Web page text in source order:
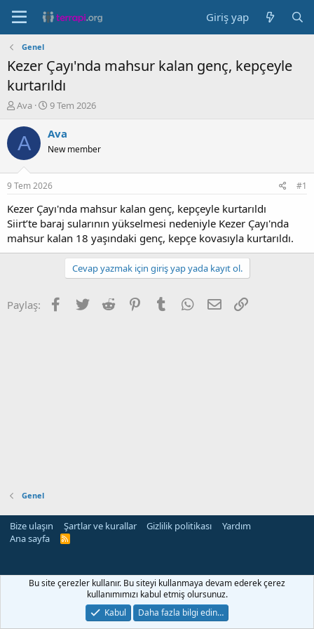
Giriş yap
Genel
Kezer Çayı'nda mahsur kalan genç, kepçeyle
kurtarıldı
K
n
b
u
u
b
a
ş
l
a
t
Ava
B
ş
a
g
ı
ç
t
a
r
i
9 Tem 2026
A Ava
New member
9 Tem 2026 #1
Kezer Çayı'nda mahsur kalan genç, kepçeyle kurtarıldı
Siirt’te baraj sularının yükselmesi nedeniyle Kezer Çayı'nda
mahsur kalan 18 yaşındaki genç, kepçe kovasıyla kurtarıldı.
Cevap yazmak için giriş yap yada kayıt ol.
Paylaş: Facebook
Twitter Reddit PinterestTumblr WhatsApp
E-posta
Genel
Bize ulaşın Şartlar ve kurallar Gizlilik politikası
Yardım
Ana sayfa
R
Bu site çerezler kullanır. Bu siteyi kullanmaya devam ederek çerez
kullanımımızı kabul etmiş olursunuz.
Kabul
Daha fazla bilgi edin…